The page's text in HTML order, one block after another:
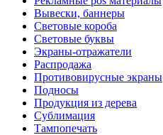
Вывески, баннеры
Световые короба
Световые буквы
Экраны-отражатели
Распродажа
Противовирусные экраны
Подносы
Продукция из дерева
Сублимация
Тампопечать